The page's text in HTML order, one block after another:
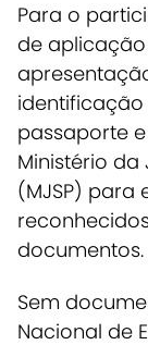
Para o
de
passaporte
Ministério da
(MJSP) para
documentos.
Sem
Nacional de